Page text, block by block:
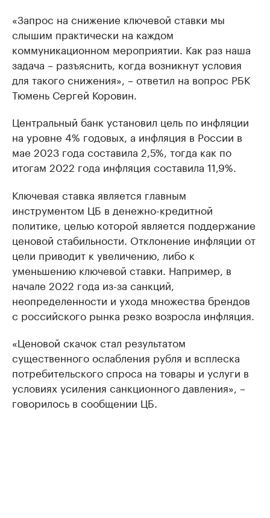
«Запрос на снижение ключевой ставки мы
слышим практически на каждом
коммуникационном мероприятии. Как раз наша
задача – разъяснить, когда возникнут условия
для такого снижения», – ответил на вопрос РБК
Тюмень Сергей Коровин.
Центральный банк установил цель по инфляции
на уровне 4% годовых, а инфляция в России в
мае 2023 года составила 2,5%, тогда как по
итогам 2022 года инфляция составила 11,9%.
Ключевая ставка является главным
инструментом ЦБ в денежно-кредитной
политике, целью которой является поддержание
ценовой стабильности. Отклонение инфляции от
цели приводит к увеличению, либо к
уменьшению ключевой ставки. Например, в
начале 2022 года из-за санкций,
неопределенности и ухода множества брендов
с российского рынка резко возросла инфляция.
«Ценовой скачок стал результатом
существенного ослабления рубля и всплеска
потребительского спроса на товары и услуги в
условиях усиления санкционного давления», –
говорилось в сообщении ЦБ.